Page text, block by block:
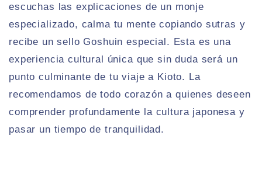
escuchas las explicaciones de un monje
especializado, calma tu mente copiando sutras y
recibe un sello Goshuin especial. Esta es una
experiencia cultural única que sin duda será un
punto culminante de tu viaje a Kioto. La
recomendamos de todo corazón a quienes deseen
comprender profundamente la cultura japonesa y
pasar un tiempo de tranquilidad.